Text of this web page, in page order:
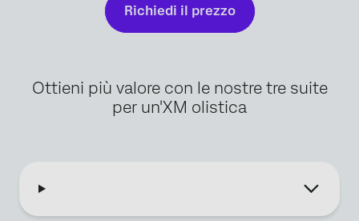
Richiedi il prezzo
Ottieni più valore con le nostre tre suite
per un'XM olistica